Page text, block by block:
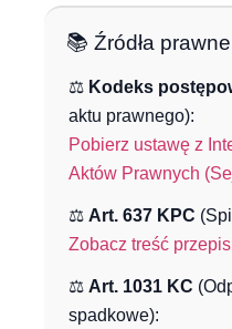
📚 Źródła
⚖️ Kodeks
aktu prawnego):
Pobierz ustawę z
Aktów Prawnych
⚖️ Art. 637 KPC
Zobacz treść
⚖️ Art. 1031 KC
spadkowe):